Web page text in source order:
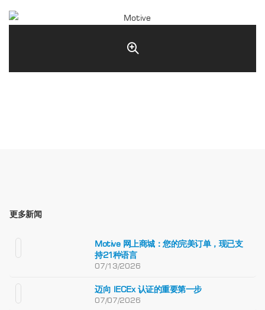
更多新闻
Motive 网上商城：您的完美订单，现已支
持21种语言
07/13/2026
迈向 IECEx 认证的重要第一步
07/07/2026